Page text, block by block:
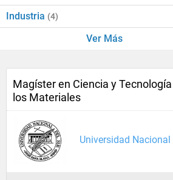
Industria (4)
Ver Más
Magíster en Ciencia y
los Materiales
Universidad Nacional